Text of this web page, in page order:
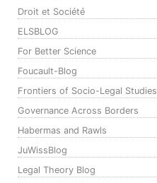
Droit et Société
ELSBLOG
For Better Science
Foucault-Blog
Frontiers of Socio-Legal Studies
Governance Across Borders
Habermas and Rawls
JuWissBlog
Legal Theory Blog